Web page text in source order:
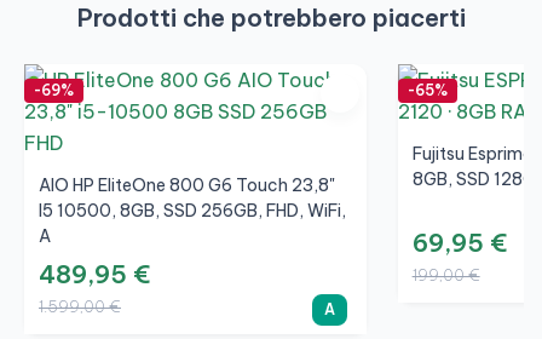
Prodotti che potrebbero piacerti
-69%
AIO HP EliteOne 800 G6 Touch 23,8"
I5 10500, 8GB, SSD 256GB, FHD, WiFi,
A
489,95 €
1.599,00 € A
-65%
Fujitsu Esprimo
8GB, SSD
69,95 €
199,00 €